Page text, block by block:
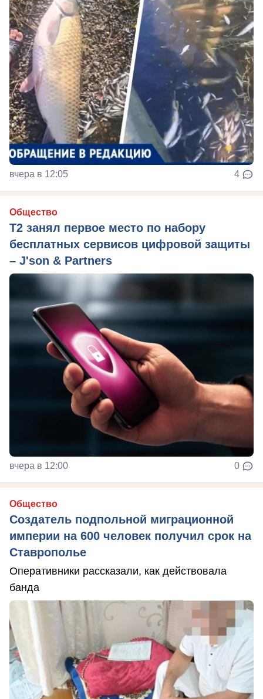
вчера в 12:05 4
Общество
Т2 занял первое место по набору
бесплатных сервисов цифровой защиты
– J'son & Partners
вчера в 12:00 0
Общество
Создатель подпольной миграционной
империи на 600 человек получил срок на
Ставрополье
Оперативники рассказали, как действовала
банда